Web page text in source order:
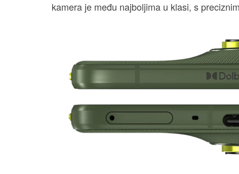
kamera je među najboljima u klasi, s